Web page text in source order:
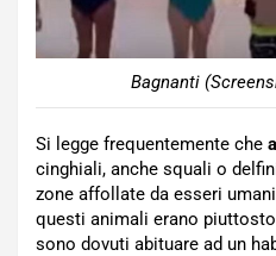
Bagnanti
Si legge frequentemente che
cinghiali, anche squali o
zone affollate da esseri
questi animali erano
sono dovuti abituare ad un